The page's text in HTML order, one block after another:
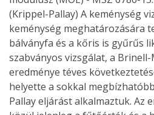
(Krippel-Pallay) A keménység
keménység meghatározására
bálványfa és a kőris is gyűrűs
szabványos vizsgálat, a
eredménye téves
helyette a sokkal
Pallay eljárást alkalmaztuk. Az